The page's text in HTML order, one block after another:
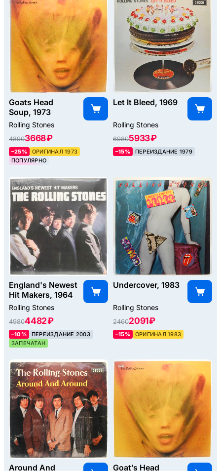
Goats Head
Soup, 1973
Rolling Stones
48903668 ₽
–25%
ОРИГИНАЛ 1973
ПОПУЛЯРНО
Let It Bleed, 1969
Rolling Stones
69805933 ₽
–15% ПЕРЕИЗДАНИЕ 1979
England's Newest
Hit Makers, 1964
Rolling Stones
49804482 ₽
–10%
ПЕРЕИЗДАНИЕ 2003
ЗАПЕЧАТАН
Undercover, 1983
Rolling Stones
24602091 ₽
–15% ОРИГИНАЛ 1983
Around And Goat’s Head